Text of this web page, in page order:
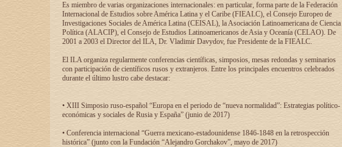
Es miembro de varias organizaciones internacionales: en particular, forma parte de la Federación
Internacional de Estudios sobre América Latina y el Caribe (FIEALC), el Consejo Europeo de
Investigaciones Sociales de América Latina (CEISAL), la Asociación Latinoamericana de Ciencia
Política (ALACIP), el Consejo de Estudios Latinoamericanos de Asia y Oceanía (CELAO). De
2001 a 2003 el Director del ILA, Dr. Vladimir Davydov, fue Presidente de la FIEALC.
El ILA organiza regularmente conferencias científicas, simposios, mesas redondas y seminarios
con participación de científicos rusos y extranjeros. Entre los principales encuentros celebrados
durante el último lustro cabe destacar:
• XIII Simposio ruso-español “Europa en el periodo de “nueva normalidad”: Estrategias político-
económicas y sociales de Rusia y España” (junio de 2017)
• Conferencia internacional “Guerra mexicano-estadounidense 1846-1848 en la retrospección
histórica” (junto con la Fundación “Alejandro Gorchakov”, mayo de 2017)